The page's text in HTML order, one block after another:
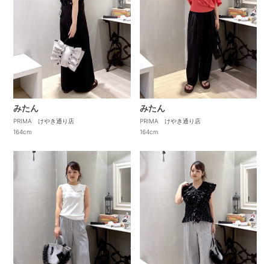
みたん
PRIMA けやき通り店
164cm
みたん
PRIMA けやき通り店
164cm